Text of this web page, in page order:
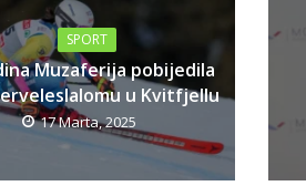
SPORT
Muzaferija pobijedila
u Kvitfjellu
17 Marta, 2025